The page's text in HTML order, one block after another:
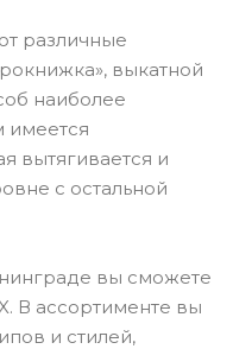
различные
выкатной
наиболее
имеется
вытягивается и
с остальной
вы сможете
В ассортименте вы
и стилей,